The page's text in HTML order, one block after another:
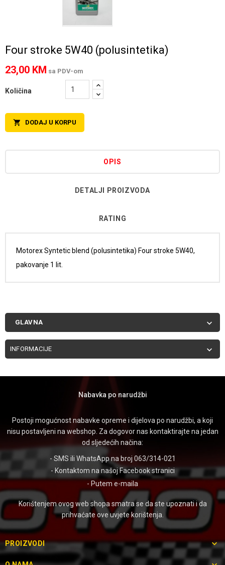
Four stroke 5W40 (polusintetika)
23,00 KM sa PDV-om
Količina
 DODAJ U KORPU
OPIS
DETALJI PROIZVODA
RATING
Motorex Syntetic blend (polusintetika) Four stroke 5W40,
pakovanje 1 lit.
GLAVNA 
INFORMACIJE 
Nabavka po narudžbi
Postoji mogućnost nabavke opreme i dijelova po narudžbi, a koji
nisu postavljeni na webshop. Za dogovor nas kontaktirajte na jedan
od sljedećih načina:
- SMS ili WhatsApp na broj 063/314-021
- Kontaktom na našojFacebook stranici
- Putem e-maila
Korištenjem ovog web shopa smatra se da ste upoznati i da
prihvaćate ove uvjete korištenja.
PROIZVODI 